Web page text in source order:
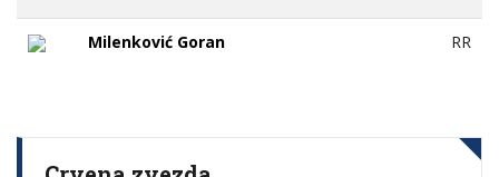
Milenković Goran RR